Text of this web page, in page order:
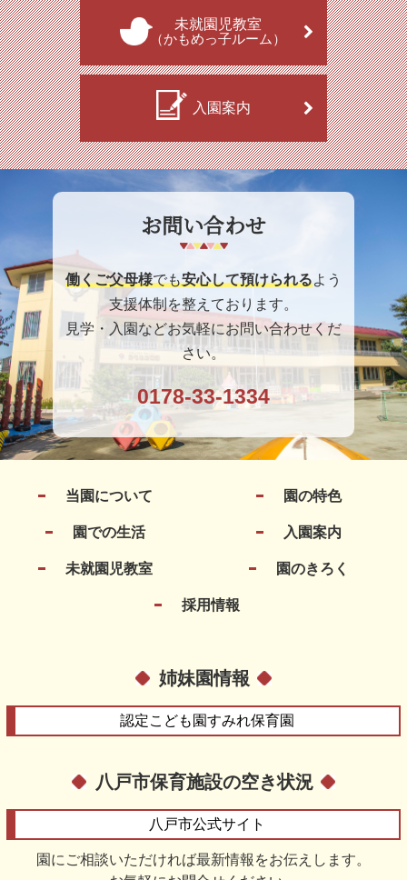
未就園児教室
（かもめっ子ルーム）
入園案内
お問い合わせ
働くご父母様でも安心して預けられるよう
支援体制を整えております。
見学・入園などお気軽にお問い合わせくだ
さい。
0178-33-1334
当園について 園の特色
園での生活 入園案内
未就園児教室 園のきろく
採用情報
姉妹園情報
認定こども園すみれ保育園
八戸市保育施設の空き状況
八戸市公式サイト
園にご相談いただければ最新情報をお伝えします。